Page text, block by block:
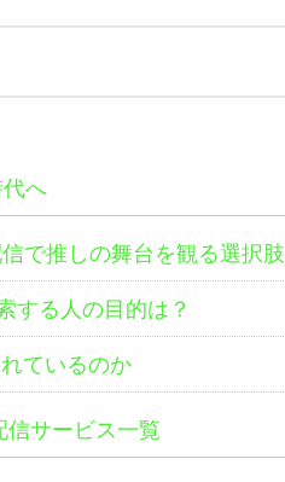
へ
で推しの舞台を観る選択肢
する人の目的は？
ているのか
サービス一覧